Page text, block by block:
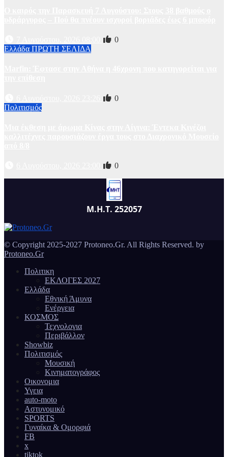
0
Ελλάδα ΠΡΩΤΗ ΣΕΛΙΔΑ
0
Πολιτισμός
0
Μ.Η.Τ. 252057
© Copyright 2025-2027 Protoneo.Gr. All Rights Reserved. by
Protoneo.Gr
Πολιτικη
ΕΚΛΟΓΕΣ 2027
Ελλάδα
Εθνική Άμυνα
Ενέργεια
ΚΟΣΜΟΣ
Τεχνολογια
Περιβάλλον
Showbiz
Πολιτισμός
Μουσική
Κινηματογράφος
Οικονομια
Υγεια
auto-moto
Αστυνομικό
SPORTS
Γυναίκα & Ομορφιά
FB
x
tiktok